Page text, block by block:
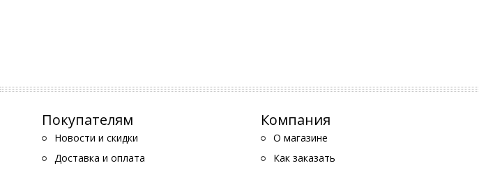
Покупателям
Новости и скидки
Доставка и оплата
Компания
О магазине
Как заказать